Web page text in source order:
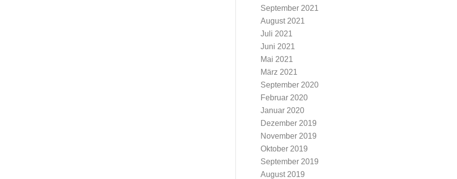
September 2021
August 2021
Juli 2021
Juni 2021
Mai 2021
März 2021
September 2020
Februar 2020
Januar 2020
Dezember 2019
November 2019
Oktober 2019
September 2019
August 2019